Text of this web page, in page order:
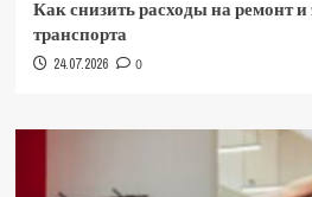
Как снизить расходы на ремонт
транспорта
24.07.2026 0